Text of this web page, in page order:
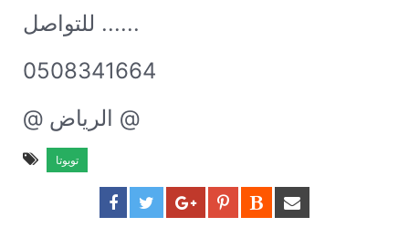
للتواصل ......
0508341664
@ الرياض @
تويوتا